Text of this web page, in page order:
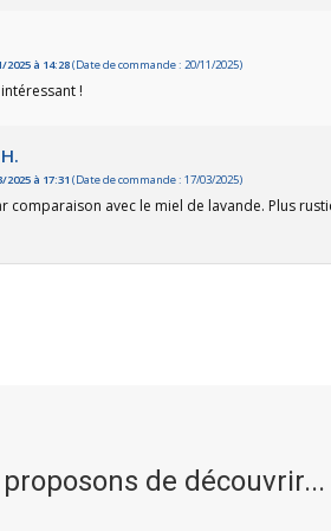
à 14:28(Date de commande : 20/11/2025)
!
à 17:31 (Date de commande : 17/03/2025)
comparaison avec le miel de lavande. Plus
de découvrir...